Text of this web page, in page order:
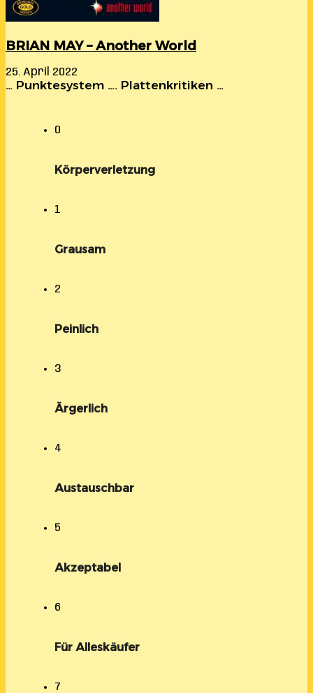
BRIAN MAY – Another World
25. April 2022
… Punktesystem …. Plattenkritiken …
0
Körperverletzung
1
Grausam
2
Peinlich
3
Ärgerlich
4
Austauschbar
5
Akzeptabel
6
Für Alleskäufer
7